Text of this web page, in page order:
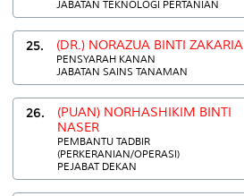
JABATAN TEKNOLOGI PERTANIAN
25. (DR.) NORAZUA BINTI ZAKARIA
PENSYARAH KANAN
JABATAN SAINS TANAMAN
26.
(PUAN) NORHASHIKIM BINTI
NASER
PEMBANTU TADBIR
(PERKERANIAN/OPERASI)
PEJABAT DEKAN